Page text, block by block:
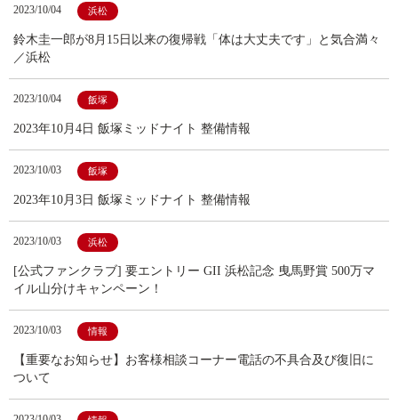
2023/10/04 浜松
鈴木圭一郎が8月15日以来の復帰戦「体は大丈夫です」と気合満々
／浜松
2023/10/04 飯塚
2023年10月4日 飯塚ミッドナイト 整備情報
2023/10/03 飯塚
2023年10月3日 飯塚ミッドナイト 整備情報
2023/10/03 浜松
[公式ファンクラブ] 要エントリー GII 浜松記念 曳馬野賞 500万マ
イル山分けキャンペーン！
2023/10/03 情報
【重要なお知らせ】お客様相談コーナー電話の不具合及び復旧に
ついて